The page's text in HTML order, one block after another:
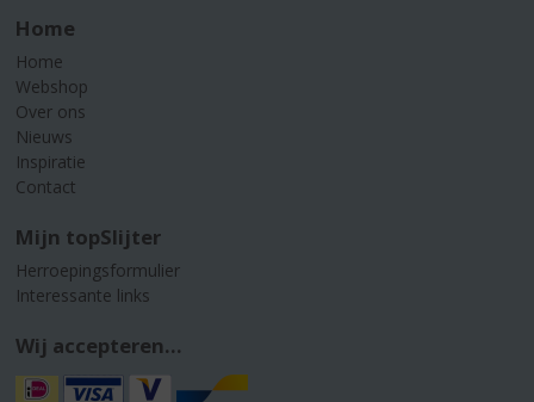
Home
Home
Webshop
Over ons
Nieuws
Inspiratie
Contact
Mijn topSlijter
Herroepingsformulier
Interessante links
Wij accepteren...